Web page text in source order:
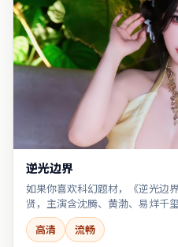
逆光边界
如果你喜欢科幻题材，《逆光边
贤，主演含沈腾、黄渤、易烊千玺
高清
流畅